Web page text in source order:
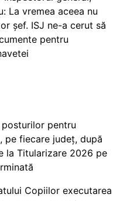
La vremea aceea nu
șef. ISJ ne-a cerut să
pentru
pentru
fiecare județ, după
la Titularizare 2026 pe
Copiilor executarea